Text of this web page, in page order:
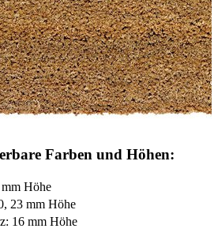
Farben und Höhen:
Höhe
23 mm Höhe
16 mm Höhe